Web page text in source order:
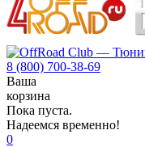
8 (800) 700-38-69
Ваша
корзина
Пока пуста.
Надеемся временно!
0